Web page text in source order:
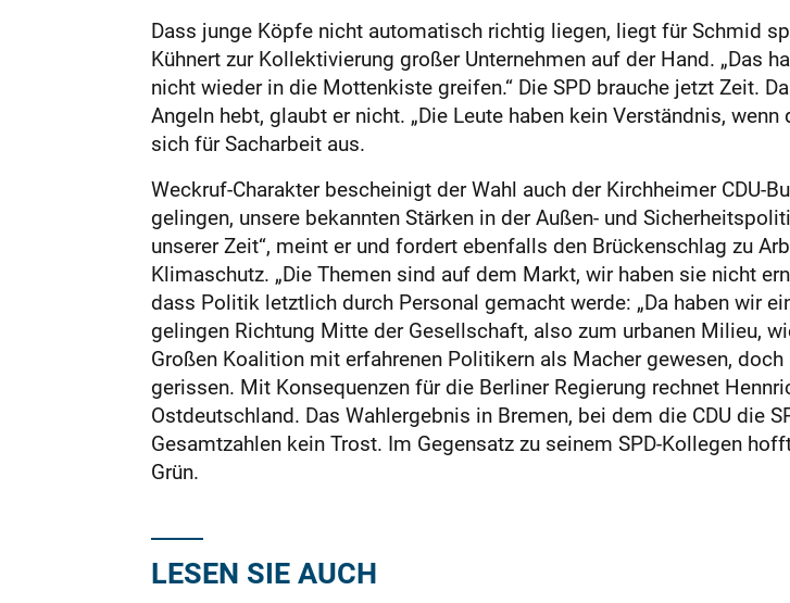
Dass junge Köpfe nicht automatisch richtig liegen, liegt für Schmid
Kühnert zur Kollektivierung großer Unternehmen auf der Hand. „Das
nicht wieder in die Mottenkiste greifen.“ Die SPD brauche jetzt Zeit.
Angeln hebt, glaubt er nicht. „Die Leute haben kein Verständnis,
sich für Sacharbeit aus.
Weckruf-Charakter bescheinigt der Wahl auch der Kirchheimer CDU-
gelingen, unsere bekannten Stärken in der Außen- und
unserer Zeit“, meint er und fordert ebenfalls den Brückenschlag zu
Klimaschutz. „Die Themen sind auf dem Markt, wir haben sie nicht
dass Politik letztlich durch Personal gemacht werde: „Da haben wir
gelingen Richtung Mitte der Gesellschaft, also zum urbanen Milieu,
Großen Koalition mit erfahrenen Politikern als Macher gewesen,
gerissen. Mit Konsequenzen für die Berliner Regierung rechnet
Ostdeutschland. Das Wahlergebnis in Bremen, bei dem die CDU die
Gesamtzahlen kein Trost. Im Gegensatz zu seinem SPD-Kollegen
Grün.
LESEN SIE AUCH